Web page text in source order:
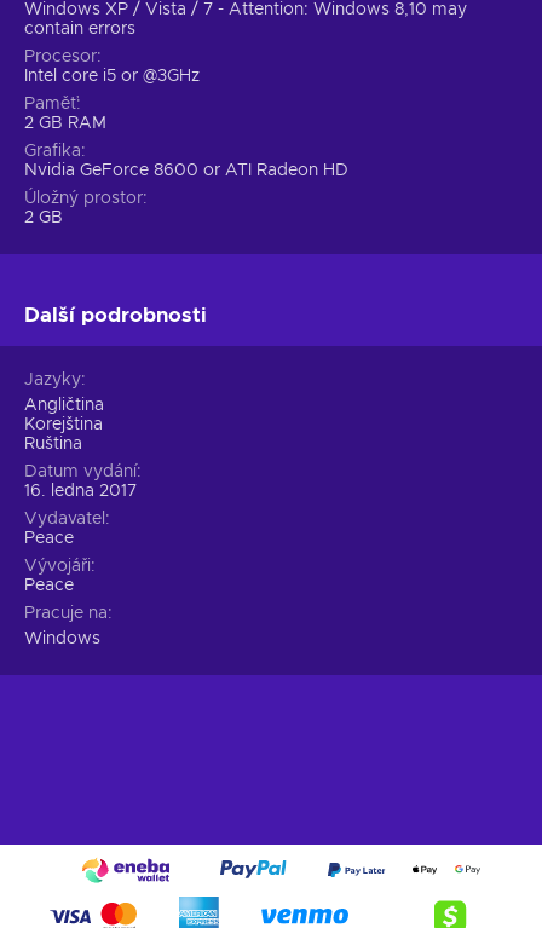
Windows XP / Vista / 7 - Attention: Windows 8,10 may
contain errors
Procesor
Intel core i5 or @3GHz
Paměť
2 GB RAM
Grafika
Nvidia GeForce 8600 or ATI Radeon HD
Úložný prostor
2 GB
Další podrobnosti
Jazyky
Angličtina
Korejština
Ruština
Datum vydání
16. ledna 2017
Vydavatel
Peace
Vývojáři
Peace
Pracuje na
Windows